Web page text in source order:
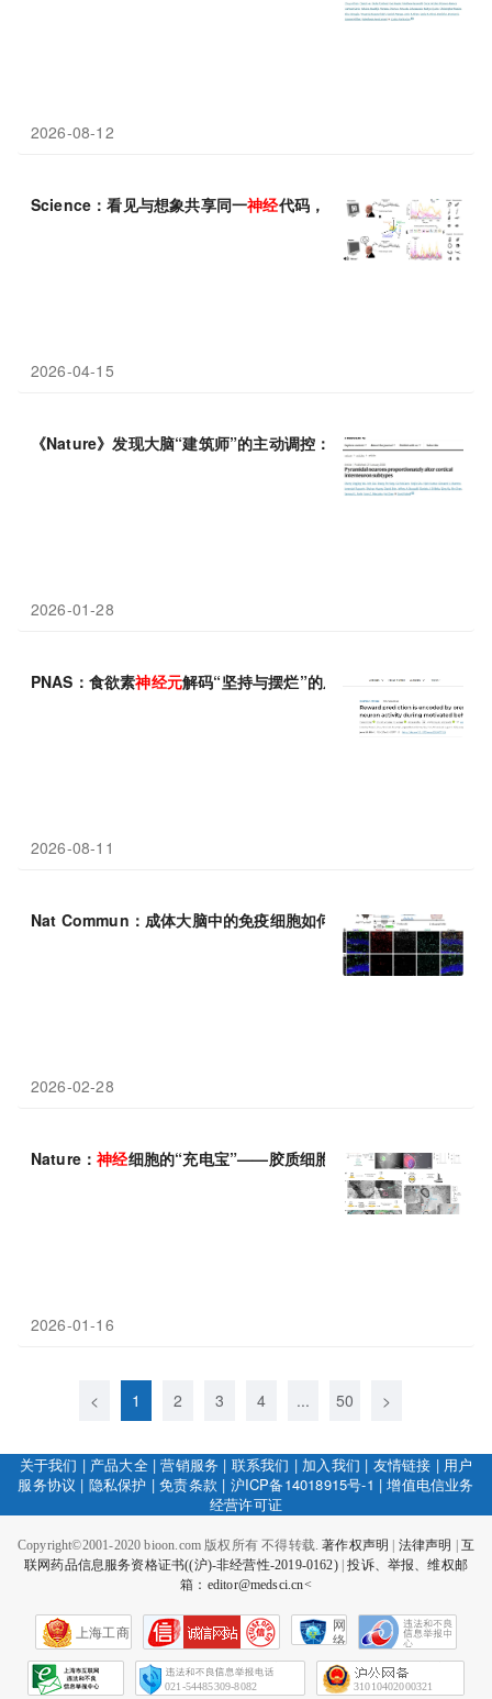
2026-08-12
Science：看见与想象共享同一神经代码，单 神经元记录揭示人类
2026-04-15
《Nature》发现大脑“建筑师”的主动调控：锥体神经元精确控制中
2026-01-28
PNAS：食欲素神经元解码“坚持与摆烂”的底层 神经 逻辑
2026-08-11
Nat Commun：成体大脑中的免疫细胞如何调节新神经元的产生
2026-02-28
Nature：神经细胞的“充电宝”——胶质细胞竟能为疼痛神经元“快
2026-01-16
< 1 2 3 4 ... 50 >
关于我们 | 产品大全|营销服务 | 联系我们 | 加入我们 | 友情链接 | 用户
服务协议 | 隐私保护 |免责条款 | 沪ICP备14018915号-1 |增值电信业务
经营许可证
Copyright©2001-2020 bioon.com 版权所有 不得转载.著作权声明 法律声明
互
联网药品信息服务资格证书((沪)-非经营性-2019-0162)|投诉、举报、维权邮
箱：editor@medsci.cn<
上海工商
网
络
会
征
021-54485309-8082 31010402000321